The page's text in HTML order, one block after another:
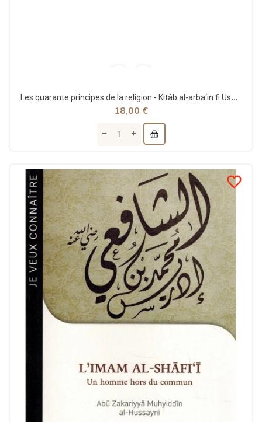
Les quarante principes de la religion - Kitâb al-arba‘in fi Usûl ad-Dîn - Al-Ghazali - Bouraq (E47)
18,00 €
favorite_border